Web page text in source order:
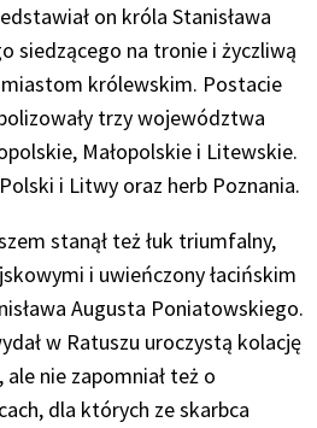
on króla Stanisława
siedzącego na tronie i życzliwą
królewskim. Postacie
trzy województwa
Małopolskie i Litewskie.
i Litwy oraz herb Poznania.
stanął też łuk triumfalny,
i uwieńczony łacińskim
Augusta Poniatowskiego.
w Ratuszu uroczystą kolację
nie zapomniał też o
dla których ze skarbca